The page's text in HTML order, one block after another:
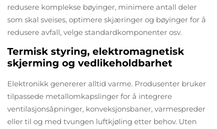
redusere komplekse bøyinger, minimere antall deler
som skal sveises, optimere skjæringer og bøyinger for å
redusere avfall, velge standardkomponenter osv.
Termisk styring, elektromagnetisk
skjerming og vedlikeholdbarhet
Elektronikk genererer alltid varme. Produsenter bruker
tilpassede metallomkapslinger for å integrere
ventilasjonsåpninger, konveksjonsbaner, varmespreder
eller til og med tvungen luftkjøling etter behov. Uten